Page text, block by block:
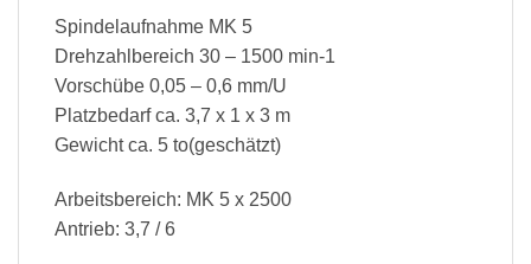
Spindelaufnahme MK 5
Drehzahlbereich 30 – 1500 min-1
Vorschübe 0,05 – 0,6 mm/U
Platzbedarf ca. 3,7 x 1 x 3 m
Gewicht ca. 5 to(geschätzt)
Arbeitsbereich: MK 5 x 2500
Antrieb: 3,7 / 6